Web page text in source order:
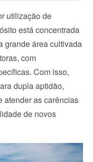
utilização de
está concentrada
grande área cultivada
com
Com isso,
dupla aptidão,
atender as carências
de novos